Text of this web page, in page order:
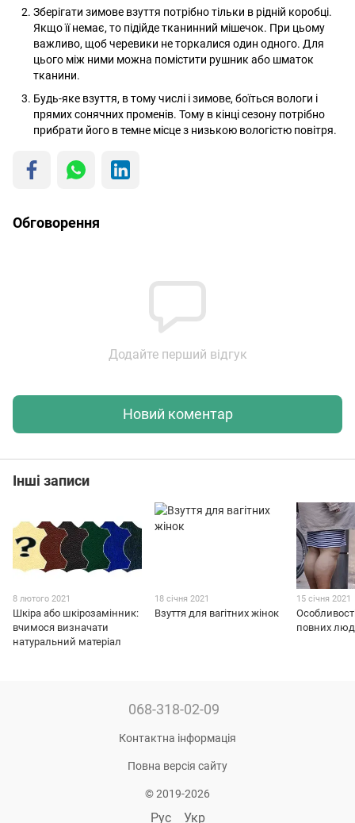
Зберігати зимове взуття потрібно тільки в рідній коробці.
Якщо її немає, то підійде тканинний мішечок. При цьому
важливо, щоб черевики не торкалися один одного. Для
цього між ними можна помістити рушник або шматок
тканини.
Будь-яке взуття, в тому числі і зимове, боїться вологи і
прямих сонячних променів. Тому в кінці сезону потрібно
прибрати його в темне місце з низькою вологістю повітря.
Обговорення
Додайте перший відгук
Новий коментар
Інші записи
8 лютого 2021
Шкіра або шкірозамінник:
вчимося визначати
натуральний матеріал
18 січня 2021
Взуття для вагітних жінок
15 січня 2021
повних
068-318-02-09
Контактна інформація
Повна версія сайту
© 2019-2026
Рус Укр